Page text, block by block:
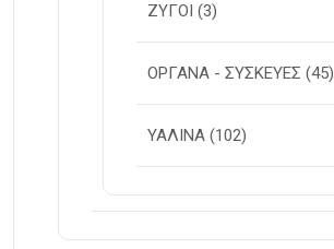
ΖΥΓΟΙ (3)
ΟΡΓΑΝΑ - ΣΥΣΚΕΥΕΣ (45)
ΥΑΛΙΝΑ (102)